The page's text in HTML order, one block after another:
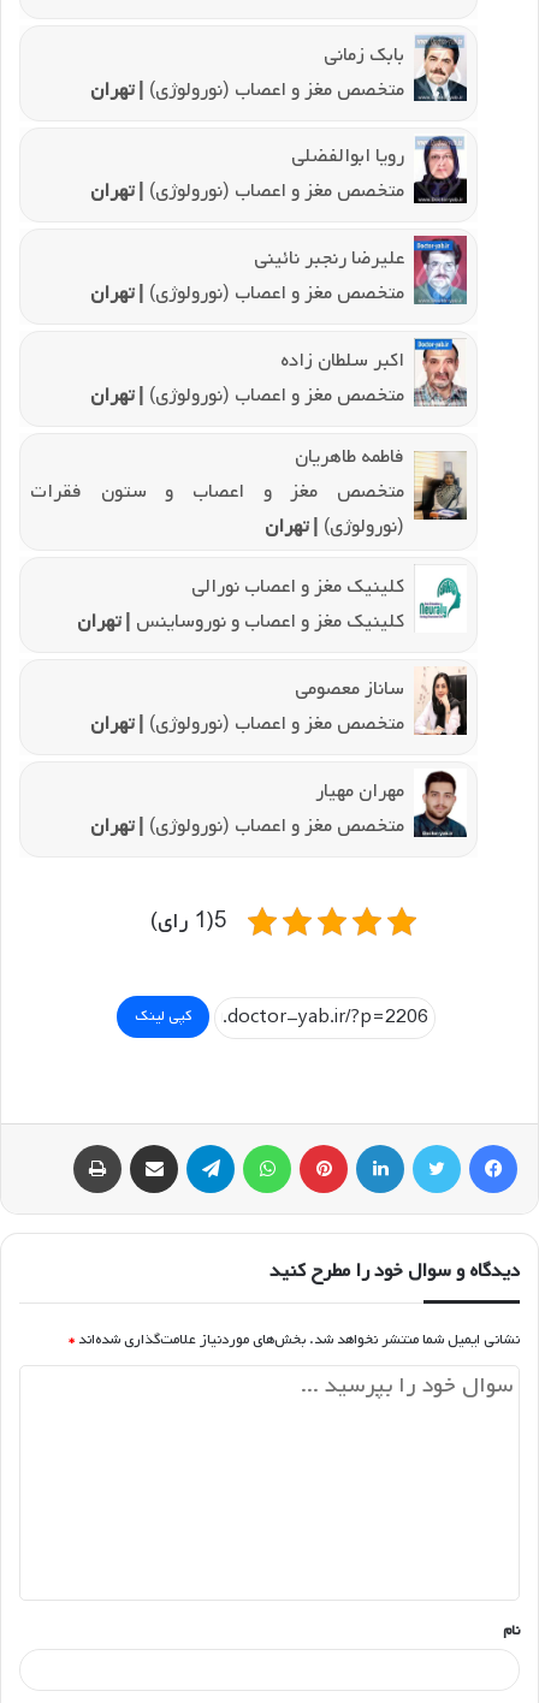
بابک زمانی
متخصص مغز و اعصاب (نورولوژی) | تهران
رویا ابوالفضلی
متخصص مغز و اعصاب (نورولوژی) | تهران
علیرضا رنجبر نائینی
متخصص مغز و اعصاب (نورولوژی) | تهران
اکبر سلطان زاده
متخصص مغز و اعصاب (نورولوژی) | تهران
فاطمه طاهریان
متخصص مغز و اعصاب و ستون فقرات
(نورولوژی) | تهران
کلینیک مغز و اعصاب نورالی
کلینیک مغز و اعصاب و نوروساینس | تهران
ساناز معصومی
متخصص مغز و اعصاب (نورولوژی) | تهران
مهران مهیار
متخصص مغز و اعصاب (نورولوژی) | تهران
5(1 رای)
کپی لینک
فیسبوک توییتر لینکداین پینتریست تلگرام اشتراک گذاری با ایمیل
دیدگاه و سوال خود را مطرح کنید
نشانی ایمیل شما منتشر نخواهد شد. بخش‌های موردنیاز علامت‌گذاری شده‌اند *
*
نام